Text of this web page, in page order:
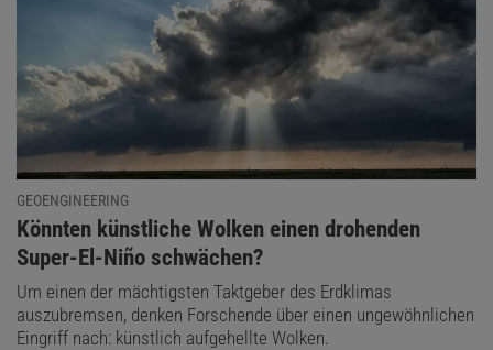
GEOENGINEERING
:
Könnten künstliche Wolken einen drohenden
Super-El-Niño schwächen?
Um einen der mächtigsten Taktgeber des Erdklimas
auszubremsen, denken Forschende über einen ungewöhnlichen
Eingriff nach: künstlich aufgehellte Wolken.